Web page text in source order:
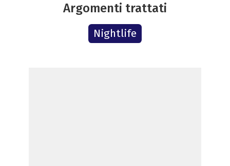
Argomenti trattati
Nightlife